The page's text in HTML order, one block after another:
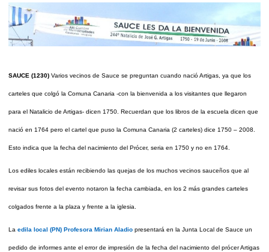
SAUCE (1230) Varios vecinos de Sauce se preguntan cuando nació Artigas, ya que los
carteles que colgó la Comuna Canaria -con la bienvenida a los visitantes que llegaron
para el Natalicio de Artigas- dicen 1750. Recuerdan que los libros de la escuela dicen que
nació en 1764 pero el cartel que puso la Comuna Canaria (2 carteles) dice 1750 – 2008.
Esto indica que la fecha del nacimiento del Prócer, seria en 1750 y no en 1764.
Los ediles locales están recibiendo las quejas de los muchos vecinos sauceños que al
revisar sus fotos del evento notaron la fecha cambiada, en los 2 más grandes carteles
colgados frente a la plaza y frente a la iglesia.
La edila local (PN) Profesora Mirian Aladio presentará en la Junta Local de Sauce un
pedido de informes ante el error de impresión de la fecha del nacimiento del prócer Artigas